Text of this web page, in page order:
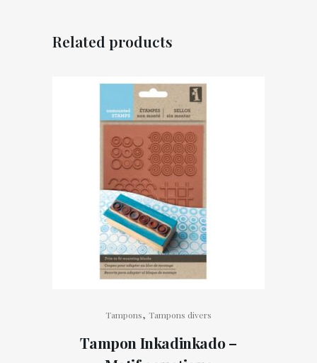
Related products
Tampons, Tampons divers
Tampon Inkadinkado –